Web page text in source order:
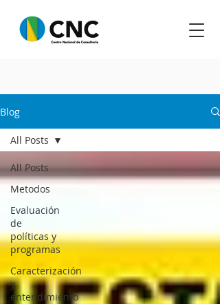
Blog
All Posts
Metodos
Evaluación
de
políticas y
programas
Caracterización
y
entendimiento
All Posts